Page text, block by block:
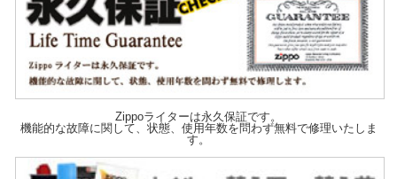
Zippoライターは永久保証です。
機能的な故障に関して、状態、使用年数を問わず無料で修理いたしま
す。